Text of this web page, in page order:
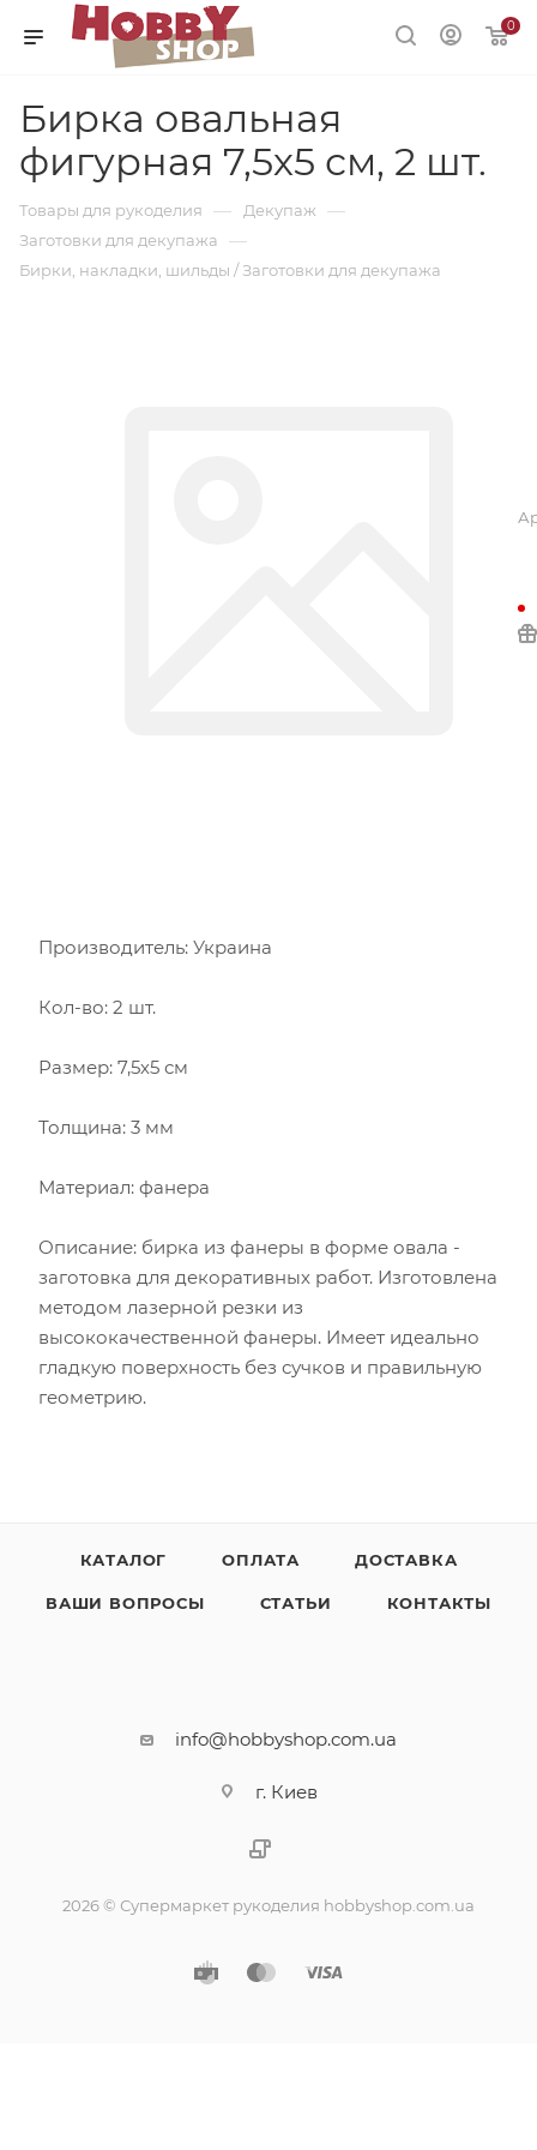
0
Бирка овальная
фигурная 7,5х5 см, 2 шт.
Товары для рукоделия — Декупаж —
Заготовки для декупажа —
Бирки, накладки, шильды / Заготовки для декупажа
Производитель: Украина
Кол-во: 2 шт.
Размер: 7,5х5 см
Толщина: 3 мм
Материал: фанера
Описание: бирка из фанеры в форме овала -
заготовка для декоративных работ. Изготовлена
методом лазерной резки из
высококачественной фанеры. Имеет идеально
гладкую поверхность без сучков и правильную
геометрию.
КАТАЛОГ ОПЛАТА ДОСТАВКА
ВАШИ ВОПРОСЫ СТАТЬИ КОНТАКТЫ
info@hobbyshop.com.ua
г. Киев
2026 © Супермаркет рукоделия hobbyshop.com.ua